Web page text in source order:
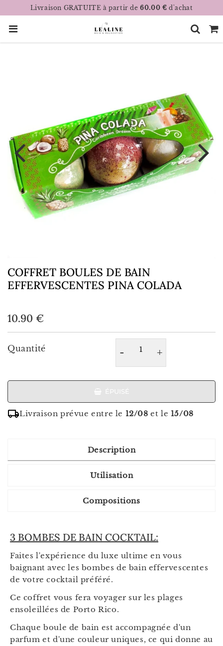
Livraison GRATUITE à partir de60.00 € d'achat
COFFRET BOULES DE BAIN
EFFERVESCENTES PINA COLADA
10.90 €
€
Unit
price
Quantité - +
ÉPUISÉ
Livraison prévue entre le 12/08 et le 15/08
Description
Utilisation
Compositions
3 BOMBES DE BAIN COCKTAIL:
Faites l'expérience du luxe ultime en vous
baignant avec les bombes de bain effervescentes
de votre cocktail préféré.
Ce coffret vous fera voyager sur les plages
ensoleillées de Porto Rico.
Chaque boule de bain est accompagnée d'un
parfum et d'une couleur uniques, ce qui donne au